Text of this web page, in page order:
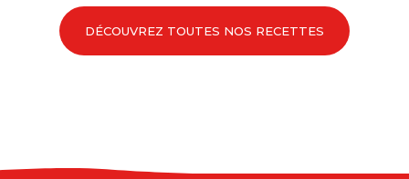
DÉCOUVREZ TOUTES NOS RECETTES